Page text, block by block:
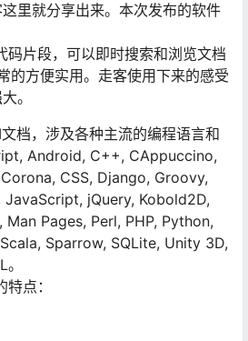
里就分享出来。本次发布的软件
码片段，可以即时搜索和浏览文档
的方便实用。走客使用下来的感受
。
档，涉及各种主流的编程语言和
Android, C++, CAppuccino,
CSS, Django, Groovy,
JavaScript, jQuery, Kobold2D,
Man Pages, Perl, PHP, Python,
Sparrow, SQLite, Unity 3D,
点：